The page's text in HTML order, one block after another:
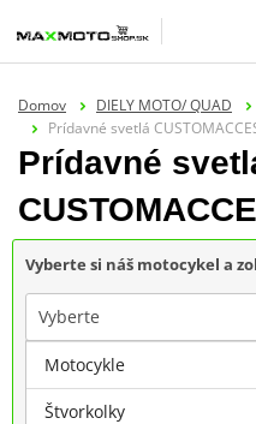
Domov DIELY MOTO/ QUAD
Prídavné svetlá
Prídavné
Vyberte si náš motocykel a
Vyberte
Značka
Motocykle
Štvorkolky